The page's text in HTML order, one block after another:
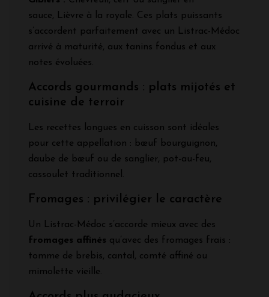
sauce, Lièvre à la royale. Ces plats puissants
s’accordent parfaitement avec un Listrac-Médoc
arrivé à maturité, aux tanins fondus et aux
notes évoluées.
Accords gourmands : plats mijotés et
cuisine de terroir
Les recettes longues en cuisson sont idéales
pour cette appellation : bœuf bourguignon,
daube de bœuf ou de sanglier, pot-au-feu,
cassoulet traditionnel.
Fromages : privilégier le caractère
Un Listrac-Médoc s’accorde mieux avec des
fromages affinés qu’avec des fromages frais :
tomme de brebis, cantal, comté affiné ou
mimolette vieille.